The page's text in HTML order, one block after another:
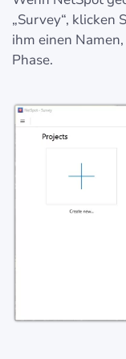
„Survey“, klicken
ihm einen
Phase.